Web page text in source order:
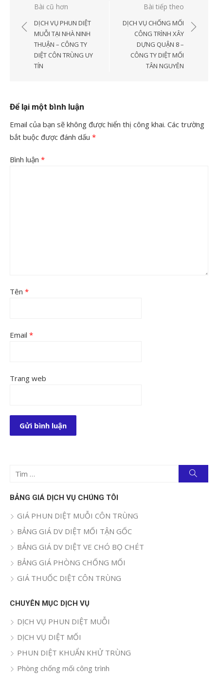
Điều
hướng
bài
viết
Bài cũ hơn
DỊCH VỤ PHUN DIỆT
MUỖI TẠI NHÀ NINH
THUẬN – CÔNG TY
DIỆT CÔN TRÙNG UY
TÍN
Bài tiếp theo
DỊCH VỤ CHỐNG MỐI
CÔNG TRÌNH XÂY
DỰNG QUẬN 8 –
CÔNG TY DIỆT MỐI
TÂN NGUYÊN
Để lại một bình luận
Email của bạn sẽ không được hiển thị công khai. Các trường
bắt buộc được đánh dấu *
Bình luận *
Tên *
Email *
Trang web
Tìm
quả
kiếm
BẢNG GIÁ DỊCH VỤ CHÚNG TÔI
GIÁ PHUN DIỆT MUỖI CÔN TRÙNG
BẢNG GIÁ DV DIỆT MỐI TẬN GỐC
BẢNG GIÁ DV DIỆT VE CHÓ BỌ CHÉT
BẢNG GIÁ PHÒNG CHỐNG MỐI
GIÁ THUỐC DIỆT CÔN TRÙNG
CHUYÊN MỤC DỊCH VỤ
DỊCH VỤ PHUN DIỆT MUỖI
DỊCH VỤ DIỆT MỐI
PHUN DIỆT KHUẨN KHỬ TRÙNG
Phòng chống mối công trình